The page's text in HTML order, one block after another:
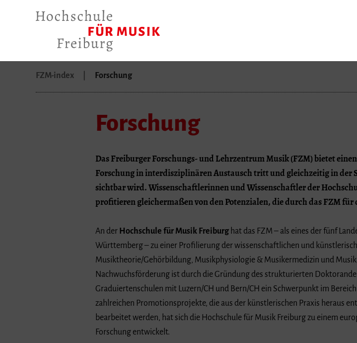
FZM-index Forschung
Forschung
Das Freiburger Forschungs- und Lehrzentrum Musik (FZM) bietet
Forschung in interdisziplinären Austausch tritt und gleichzeitig in
sichtbar wird. Wissenschaftlerinnen und Wissenschaftler der
profitieren gleichermaßen von den Potenzialen, die durch das FZM
An der Hochschule für Musik Freiburg hat das FZM – als eines der fünf
Württemberg – zu einer Profilierung der wissenschaftlichen und
Musiktheorie/Gehörbildung, Musikphysiologie & Musikermedizin und
Nachwuchsförderung ist durch die Gründung des strukturierten
Graduiertenschulen mit Luzern/CH und Bern/CH ein Schwerpunkt im
zahlreichen Promotionsprojekte, die aus der künstlerischen Praxis heraus
bearbeitet werden, hat sich die Hochschule für Musik Freiburg zu einem
Forschung entwickelt.